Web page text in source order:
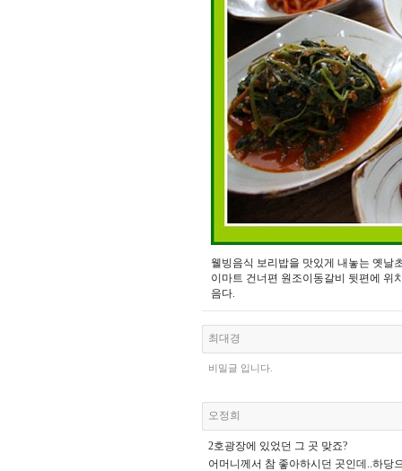
웰빙음식 보리밥을 맛있게 내놓는 옛날
이마트 건너편 원조이동갈비 뒷편에 위
음다.
최대경
비밀글 입니다.
오정희
2호광장에 있었던 그 곳 맞죠?
어머니께서 참 좋아하시던 곳인데..하당